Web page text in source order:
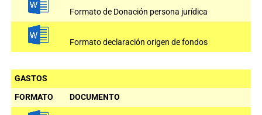
Formato de Donación persona jurídica
Formato declaración origen de fondos
GASTOS
FORMATO
DOCUMENTO